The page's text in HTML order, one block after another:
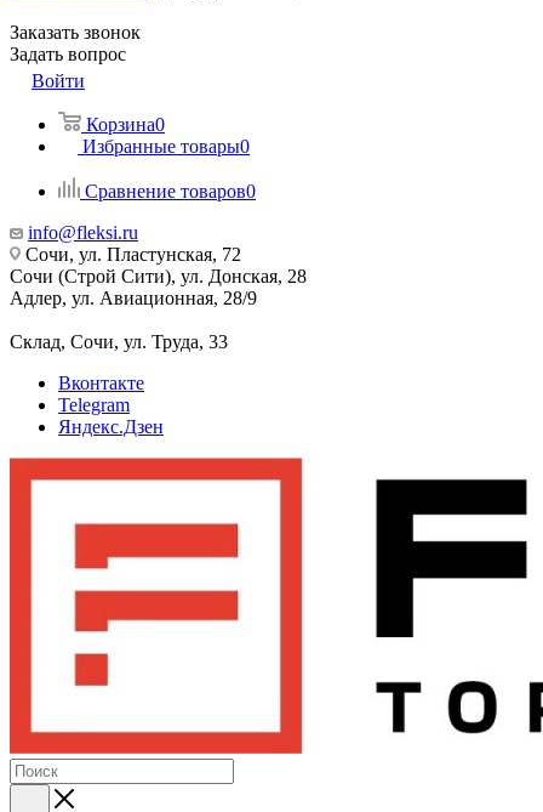
Заказать звонок
Задать вопрос
Войти
Корзина0
Избранные товары0
Сравнение товаров0
info@fleksi.ru
Сочи, ул. Пластунская, 72
Сочи (Строй Сити), ул. Донская, 28
Адлер, ул. Авиационная, 28/9
Склад, Сочи, ул. Труда, 33
Вконтакте
Telegram
Яндекс.Дзен